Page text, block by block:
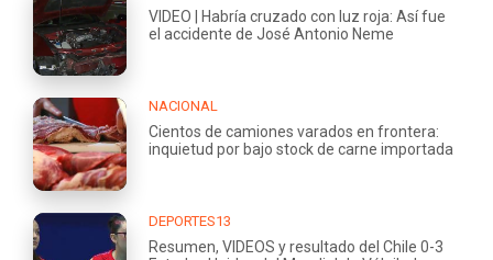
VIDEO | Habría cruzado con luz roja: Así fue
el accidente de José Antonio Neme
NACIONAL
Cientos de camiones varados en frontera:
inquietud por bajo stock de carne importada
DEPORTES13
Resumen, VIDEOS y resultado del Chile 0-3